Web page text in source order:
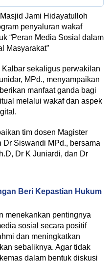
Jami Hidayatulloh
penyaluran wakaf
“Peran Media Sosial dalam
Masyarakat”
sekaligus perwakilan
MPd., menyampaikan
manfaat ganda bagi
melalui wakaf dan aspek
tim dosen Magister
Dr Siswandi MPd., bersama
Dr K Juniardi, dan Dr
Beri Kepastian Hukum
menekankan pentingnya
sosial secara positif
dan meningkatkan
sebaliknya. Agar tidak
dalam bentuk diskusi